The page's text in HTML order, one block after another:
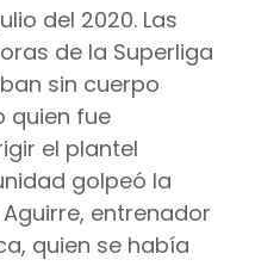
del 2020. Las
de la Superliga
sin cuerpo
quien fue
el plantel
golpeó la
entrenador
quien se había